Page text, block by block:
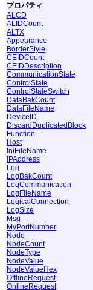
プロパティ
ALCD
ALIDCount
ALTX
Appearance
BorderStyle
CEIDCount
CEIDDescription
CommunicationState
ControlState
ControlStateSwitch
DataBakCount
DataFileName
DeviceID
DiscardDuplicatedBlock
Function
Host
IniFileName
IPAddress
Log
LogBakCount
LogCommunication
LogFileName
LogicalConnection
LogSize
Msg
MyPortNumber
Node
NodeCount
NodeType
NodeValue
NodeValueHex
OfflineRequest
OnlineRequest